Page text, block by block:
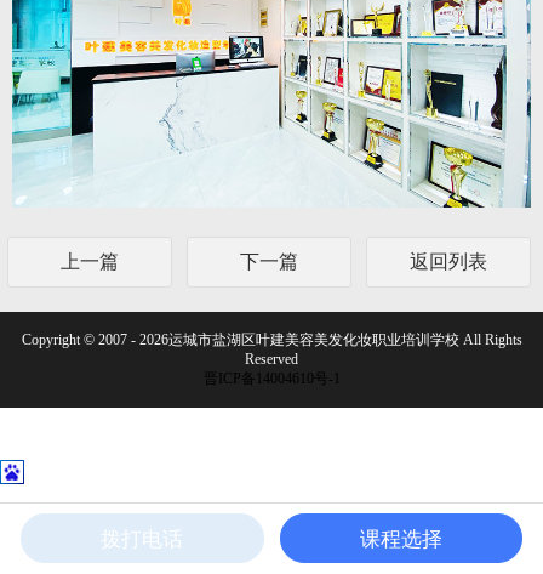
上一篇 下一篇 返回列表
Copyright © 2007 - 2026运城市盐湖区叶建美容美发化妆职业培训学校 All Rights
Reserved
晋ICP备14004610号-1
电话咨询 在线咨询 联系我们 首页
拨打电话 课程选择